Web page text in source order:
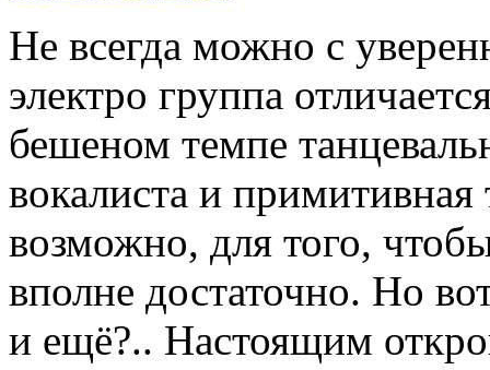
Не всегда можно с
электро группа
бешеном темпе
вокалиста и
возможно, для того,
вполне достаточно. Но
и ещё?.. Настоящим